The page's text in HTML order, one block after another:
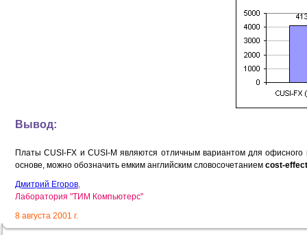
Вывод:
Платы CUSI-FX и CUSI-M являются отличным вариантом для
основе, можно обозначить емким английским словосочетанием cost-
Дмитрий Егоров,
Лаборатория "ТИМ Компьютерс"
8 августа 2001 г.